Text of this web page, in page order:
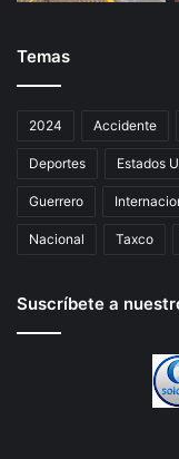
Temas
2024 Accidente
Deportes Estados
Guerrero
Nacional Taxco
Suscríbete a